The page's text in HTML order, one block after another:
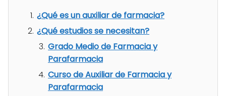
¿Qué es un auxiliar de farmacia?
¿Qué estudios se necesitan?
Grado Medio de Farmacia y
Parafarmacia
Curso de Auxiliar de Farmacia y
Parafarmacia